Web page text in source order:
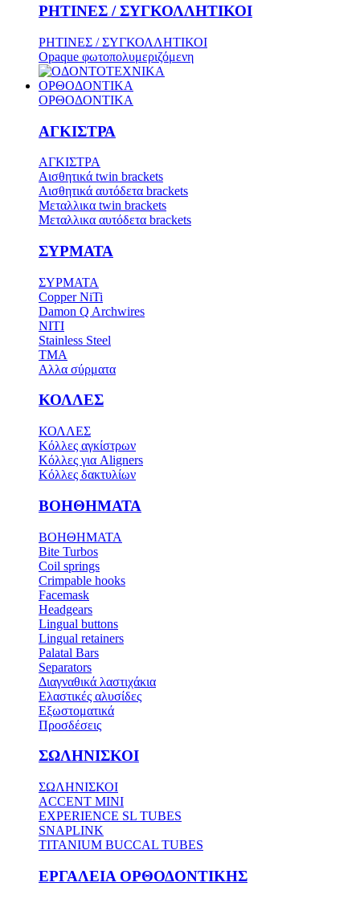
ΡΗΤΙΝΕΣ / ΣΥΓΚΟΛΛΗΤΙΚΟΙ
ΡΗΤΙΝΕΣ / ΣΥΓΚΟΛΛΗΤΙΚΟΙ
Opaque φωτοπολυμεριζόμενη
ΟΡΘΟΔΟΝΤΙΚΑ
ΟΡΘΟΔΟΝΤΙΚΑ
ΑΓΚΙΣΤΡΑ
ΑΓΚΙΣΤΡΑ
Aισθητικά twin brackets
Αισθητικά αυτόδετα brackets
Μεταλλικα twin brackets
Μεταλλικα αυτόδετα brackets
ΣΥΡΜΑΤΑ
ΣΥΡΜΑΤΑ
Copper NiTi
Damon Q Archwires
NITI
Stainless Steel
TMA
Αλλα σύρματα
ΚΟΛΛΕΣ
ΚΟΛΛΕΣ
Κόλλες αγκίστρων
Κόλλες για Aligners
Κόλλες δακτυλίων
ΒΟΗΘΗΜΑΤΑ
ΒΟΗΘΗΜΑΤΑ
Bite Turbos
Coil springs
Crimpable hooks
Facemask
Headgears
Lingual buttons
Lingual retainers
Palatal Bars
Separators
Διαγναθικά λαστιχάκια
Ελαστικές αλυσίδες
Εξωστοματικά
Προσδέσεις
ΣΩΛΗΝΙΣΚΟΙ
ΣΩΛΗΝΙΣΚΟΙ
ACCENT MINI
EXPERIENCE SL TUBES
SNAPLINK
TITANIUM BUCCAL TUBES
ΕΡΓΑΛΕΙΑ ΟΡΘΟΔΟΝΤΙΚΗΣ